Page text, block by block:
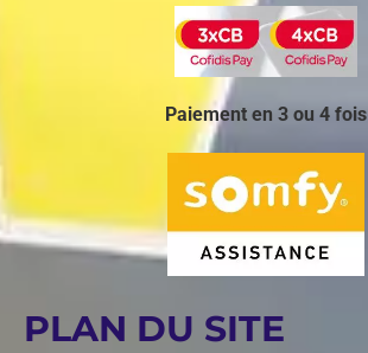
Paiement en 3 ou 4 fois
PLAN DU SITE